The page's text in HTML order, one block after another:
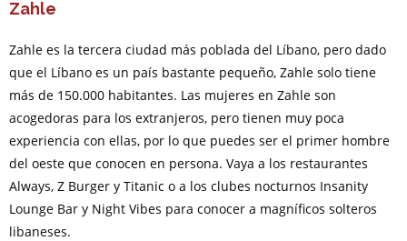
Zahle
Zahle es la tercera ciudad más poblada del Líbano, pero dado
que el Líbano es un país bastante pequeño, Zahle solo tiene
más de 150.000 habitantes. Las mujeres en Zahle son
acogedoras para los extranjeros, pero tienen muy poca
experiencia con ellas, por lo que puedes ser el primer hombre
del oeste que conocen en persona. Vaya a los restaurantes
Always, Z Burger y Titanic o a los clubes nocturnos Insanity
Lounge Bar y Night Vibes para conocer a magníficos solteros
libaneses.